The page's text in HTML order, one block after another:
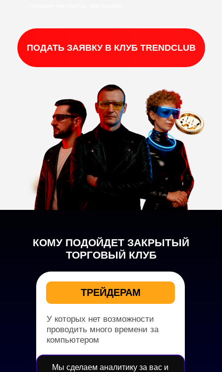
ПОДАТЬ ЗАЯВКУ В КЛУБ TRENDCLUB
У которых нет возможности
проводить много времени за
компьютером
Мы сделаем аналитику за вас и
ТРЕЙДЕРАМ
КОМУ ПОДОЙДЕТ ЗАКРЫТЫЙ
ТОРГОВЫЙ КЛУБ